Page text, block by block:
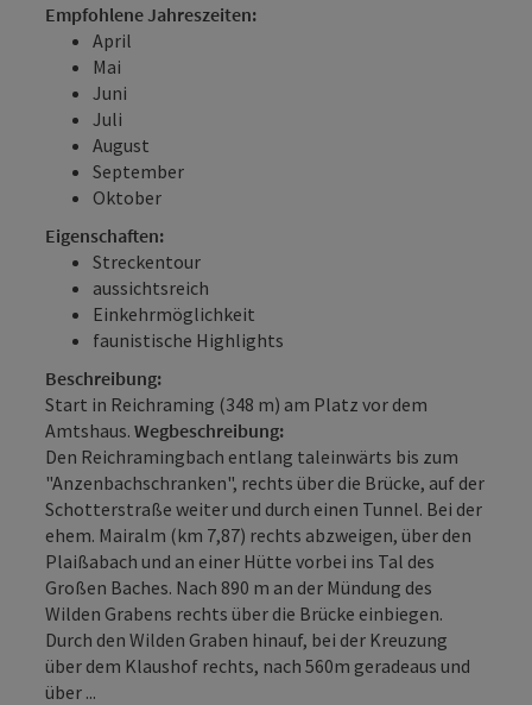
Empfohlene Jahreszeiten:
April
Mai
Juni
Juli
August
September
Oktober
Eigenschaften:
Streckentour
aussichtsreich
Einkehrmöglichkeit
faunistische Highlights
Beschreibung:
Start in Reichraming (348 m) am Platz vor dem
Amtshaus. Wegbeschreibung:
Den Reichramingbach entlang taleinwärts bis zum
"Anzenbachschranken", rechts über die Brücke, auf der
Schotterstraße weiter und durch einen Tunnel. Bei der
ehem. Mairalm (km 7,87) rechts abzweigen, über den
Plaißabach und an einer Hütte vorbei ins Tal des
Großen Baches. Nach 890 m an der Mündung des
Wilden Grabens rechts über die Brücke einbiegen.
Durch den Wilden Graben hinauf, bei der Kreuzung
über dem Klaushof rechts, nach 560m geradeaus und
über ...